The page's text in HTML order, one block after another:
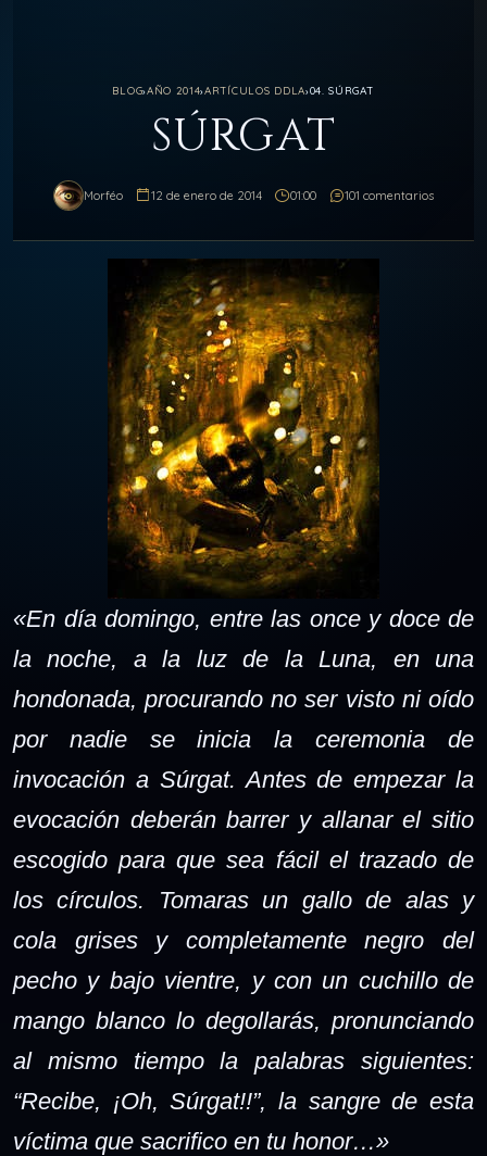
BLOG›AÑO 2014›ARTÍCULOS DDLA›04. SÚRGAT
SÚRGAT
Morféo 12 de enero de 2014 01:00 101 comentarios
«En día domingo, entre las once y doce de
la noche, a la luz de la Luna, en una
hondonada, procurando no ser visto ni oído
por nadie se inicia la ceremonia de
invocación a Súrgat. Antes de empezar la
evocación deberán barrer y allanar el sitio
escogido para que sea fácil el trazado de
los círculos. Tomaras un gallo de alas y
cola grises y completamente negro del
pecho y bajo vientre, y con un cuchillo de
mango blanco lo degollarás, pronunciando
al mismo tiempo la palabras siguientes:
“Recibe, ¡Oh, Súrgat!!”, la sangre de esta
víctima que sacrifico en tu honor…»